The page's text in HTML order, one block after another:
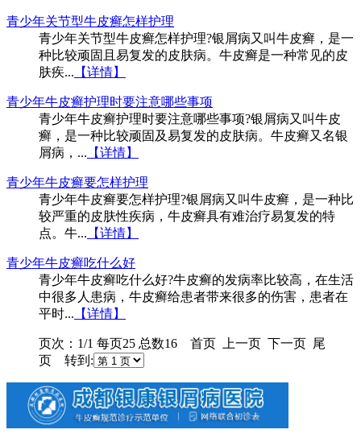
青少年关节型牛皮癣怎样护理
青少年关节型牛皮癣怎样护理?银屑病又叫牛皮癣，是一
种比较顽固且易复发的皮肤病。牛皮癣是一种常见的皮
肤疾... 【详情】
青少年牛皮癣护理时要注意哪些事项
青少年牛皮癣护理时要注意哪些事项?银屑病又叫牛皮
癣，是一种比较顽固及易复发的皮肤病。牛皮癣又名银
屑病，... 【详情】
青少年牛皮癣要怎样护理
青少年牛皮癣要怎样护理?银屑病又叫牛皮癣，是一种比
较严重的皮肤性疾病，牛皮癣具有难治疗易复发的特
点。牛... 【详情】
青少年牛皮癣吃什么好
青少年牛皮癣吃什么好?牛皮癣的发病率比较高，在生活
中很多人患病，牛皮癣给患者带来很多的伤害，患者在
平时... 【详情】
页次：1/1 每页25 总数16 首页 上一页 下一页 尾
页 转到: